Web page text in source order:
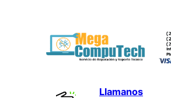
Llamanos